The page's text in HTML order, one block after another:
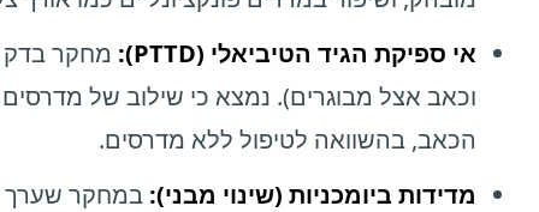
אי ספיקת הגיד הטיביאלי (PTTD):
וכאב אצל מבוגרים). נמצא כי שילוב של מדרסים
הכאב, בהשוואה לטיפול ללא מדרסים.
מדידות ביומכניות (שינוי מבני):